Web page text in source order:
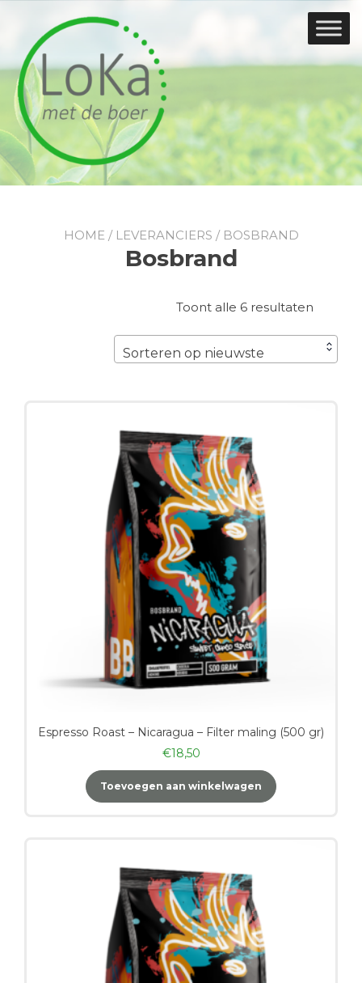
inhoud
HOME / LEVERANCIERS / BOSBRAND
Bosbrand
Toont alle 6 resultaten
Sorteren op nieuwste
Espresso Roast – Nicaragua – Filter maling (500 gr)
€18,50
Toevoegen aan winkelwagen